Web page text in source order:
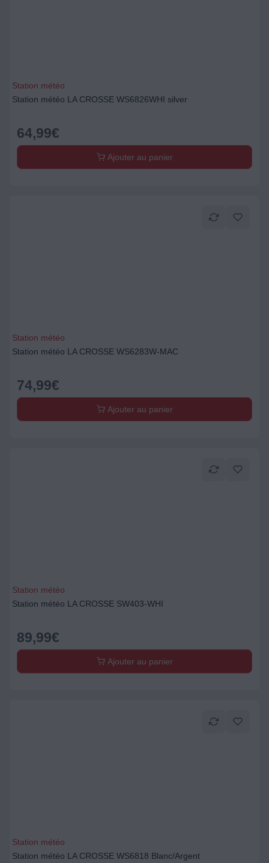
Station météo
Station météo LA CROSSE WS6826WHI silver
64,99€
Ajouter au panier
Station météo
Station météo LA CROSSE WS6283W-MAC
74,99€
Ajouter au panier
Station météo
Station météo LA CROSSE SW403-WHI
89,99€
Ajouter au panier
Station météo
Station météo LA CROSSE WS6818 Blanc/Argent